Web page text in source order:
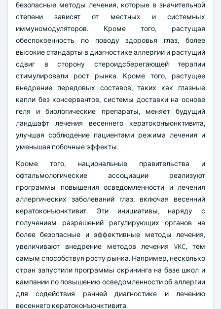
безопасные методы лечения, которые в значительной
степени зависят от местных и системных
иммуномодуляторов. Кроме того, растущая
обеспокоенность по поводу здоровья глаз, более
высокие стандарты в диагностике аллергии и растущий
сдвиг в сторону стероидсберегающей терапии
стимулировали рост рынка. Кроме того, растущее
внедрение передовых составов, таких как глазные
капли без консервантов, системы доставки на основе
геля и биологические препараты, меняет будущий
ландшафт лечения весеннего кератоконъюнктивита,
улучшая соблюдение пациентами режима лечения и
уменьшая побочные эффекты.
Кроме того, национальные правительства и
офтальмологические ассоциации реализуют
программы повышения осведомленности и лечения
аллергических заболеваний глаз, включая весенний
кератоконъюнктивит. Эти инициативы, наряду с
получением разрешений регулирующих органов на
более безопасные и эффективные методы лечения,
увеличивают внедрение методов лечения VKC, тем
самым способствуя росту рынка. Например, несколько
стран запустили программы скрининга на базе школ и
кампании по повышению осведомленности об аллергии
для содействия ранней диагностике и лечению
весеннего кератоконъюнктивита.